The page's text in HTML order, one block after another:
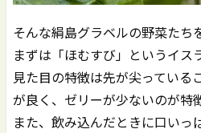
そんな絹島グラベルの野菜たち
まずは「ほむすび」というイス
見た目の特徴は先が尖っている
が良く、ゼリーが少ないのが特
また、飲み込んだときに口いっ